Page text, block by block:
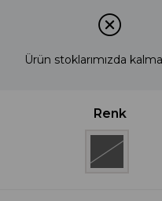
Ürün stoklarımızda
Renk